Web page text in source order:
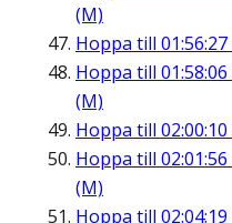
(M)
Hoppa till 01:56:27
Hoppa till 01:58:06
(M)
Hoppa till 02:00:10
Hoppa till 02:01:56
(M)
Hoppa till 02:04:19